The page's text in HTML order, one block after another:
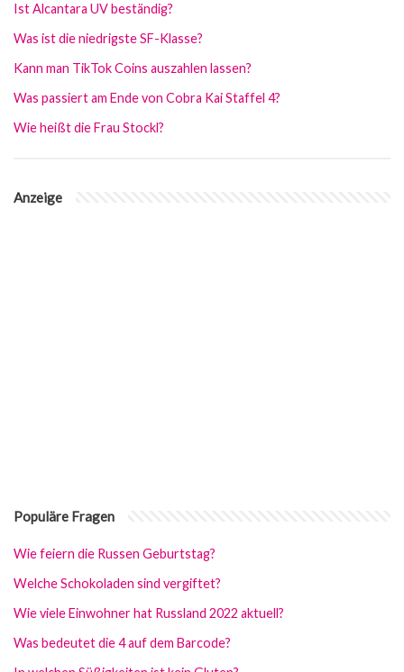
Ist Alcantara UV beständig?
Was ist die niedrigste SF-Klasse?
Kann man TikTok Coins auszahlen lassen?
Was passiert am Ende von Cobra Kai Staffel 4?
Wie heißt die Frau Stockl?
Anzeige
Populäre Fragen
Wie feiern die Russen Geburtstag?
Welche Schokoladen sind vergiftet?
Wie viele Einwohner hat Russland 2022 aktuell?
Was bedeutet die 4 auf dem Barcode?